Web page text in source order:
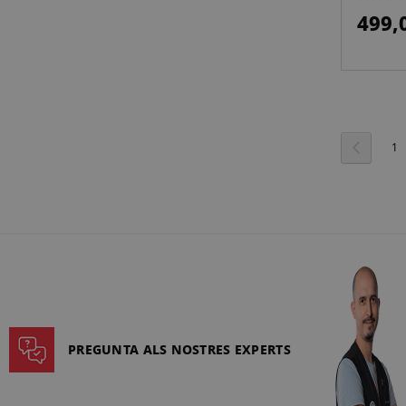
PàginaPàgina
Anterior1
PREGUNTA ALS NOSTRES EXPERTS